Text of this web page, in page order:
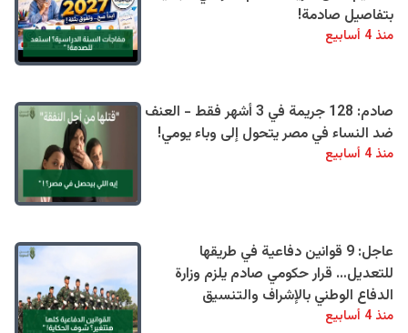
بتفاصيل صادمة!
منذ 4 أسابيع
صادم: 128 جريمة في 3 أشهر فقط - العنف
ضد النساء في مصر يتحول إلى وباء يومي!
منذ 4 أسابيع
عاجل: 9 قوانين دفاعية في طريقها
للتعديل… قرار حكومي صادم يلزم وزارة
الدفاع الوطني بالإشراف والتنسيق
منذ 4 أسابيع